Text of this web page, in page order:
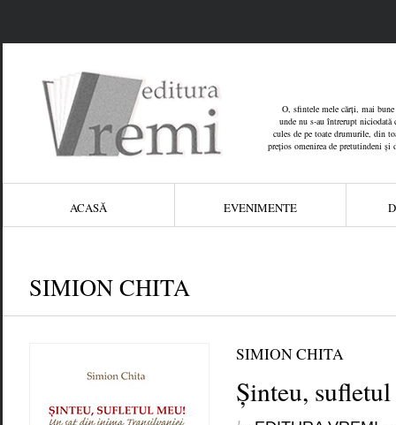
O, sfintele mele cărți, mai
unde nu s-au întrerupt niciodată
cules de pe toate drumurile, din
prețios omenirea de pretutindeni și
ACASĂ EVENIMENTE
SIMION CHITA
SIMION CHITA
Șinteu,